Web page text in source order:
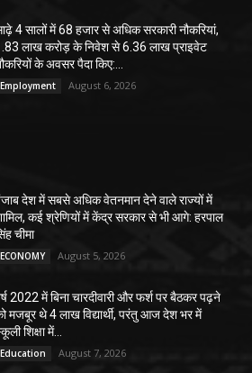
4 सालों में 68 हजार से अधिक सरकारी नौकरियां,
लाख करोड़ के निवेश से 6.36 लाख प्राइवेट
के अवसर पैदा किए:...
Employment August 6, 2026
देश में सबसे अधिक वेतनमान देने वाले राज्यों में
कई श्रेणियों में केंद्र सरकार से भी आगे: हरपाल
चीमा
ECONOMY August 5, 2026
2022 में बिना चारदीवारी और फर्श पर बैठकर पढ़ने
मजबूर थे 4 लाख विद्यार्थी, परंतु आज देश भर में
शिक्षा में...
Education August 7, 2026